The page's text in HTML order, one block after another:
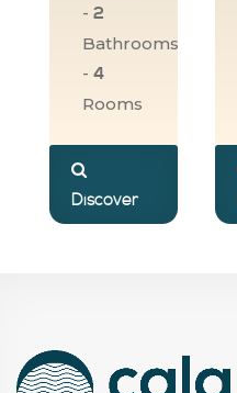
- 2
Bathrooms
- 4
Rooms
Discover